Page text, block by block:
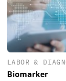
LABOR &
Biomarker